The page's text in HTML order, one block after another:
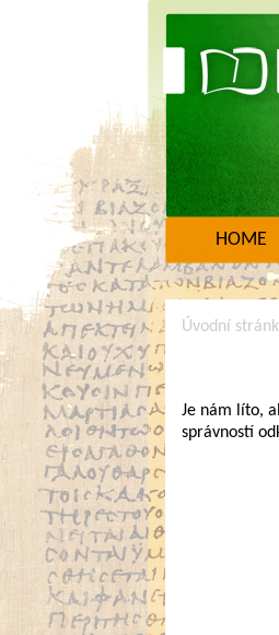
HOME
Úvodní
Je nám líto,
správností